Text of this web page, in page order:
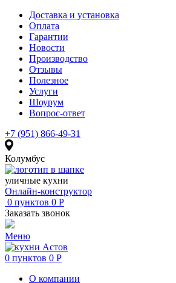
Доставка и установка
Оплата
Гарантии
Новости
Производство
Отзывы
Полезное
Услуги
Шоурум
Вопрос-ответ
+7 (951) 866-49-31
Колумбус
уличные кухни
Онлайн-конструктор
0 пунктов 0 Р
Заказать звонок
Меню
0 пунктов 0 Р
О компании